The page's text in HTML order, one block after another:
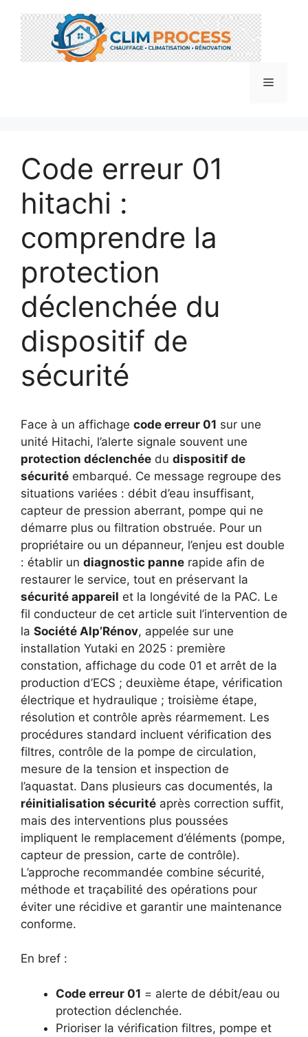
contenu
Menu
Code erreur 01
hitachi :
comprendre la
protection
déclenchée du
dispositif de
sécurité
Face à un affichage code erreur 01 sur une
unité Hitachi, l’alerte signale souvent une
protection déclenchée du dispositif de
sécurité embarqué. Ce message regroupe des
situations variées : débit d’eau insuffisant,
capteur de pression aberrant, pompe qui ne
démarre plus ou filtration obstruée. Pour un
propriétaire ou un dépanneur, l’enjeu est double
: établir un diagnostic panne rapide afin de
restaurer le service, tout en préservant la
sécurité appareil et la longévité de la PAC. Le
fil conducteur de cet article suit l’intervention de
la Société Alp’Rénov, appelée sur une
installation Yutaki en 2025 : première
constation, affichage du code 01 et arrêt de la
production d’ECS ; deuxième étape, vérification
électrique et hydraulique ; troisième étape,
résolution et contrôle après réarmement. Les
procédures standard incluent vérification des
filtres, contrôle de la pompe de circulation,
mesure de la tension et inspection de
l’aquastat. Dans plusieurs cas documentés, la
réinitialisation sécurité après correction suffit,
mais des interventions plus poussées
impliquent le remplacement d’éléments (pompe,
capteur de pression, carte de contrôle).
L’approche recommandée combine sécurité,
méthode et traçabilité des opérations pour
éviter une récidive et garantir une maintenance
conforme.
En bref :
Code erreur 01 = alerte de débit/eau ou
protection déclenchée.
Prioriser la vérification filtres, pompe et